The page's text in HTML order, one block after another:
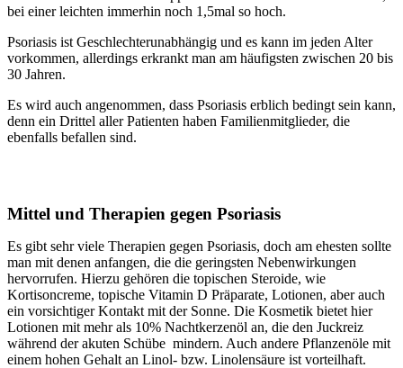
bei einer leichten immerhin noch 1,5mal so hoch.
Psoriasis ist Geschlechterunabhängig und es kann im jeden Alter
vorkommen, allerdings erkrankt man am häufigsten zwischen 20 bis
30 Jahren.
Es wird auch angenommen, dass Psoriasis erblich bedingt sein kann,
denn ein Drittel aller Patienten haben Familienmitglieder, die
ebenfalls befallen sind.
Mittel und Therapien gegen Psoriasis
Es gibt sehr viele Therapien gegen Psoriasis, doch am ehesten sollte
man mit denen anfangen, die die geringsten Nebenwirkungen
hervorrufen. Hierzu gehören die topischen Steroide, wie
Kortisoncreme, topische Vitamin D Präparate, Lotionen, aber auch
ein vorsichtiger Kontakt mit der Sonne. Die Kosmetik bietet hier
Lotionen mit mehr als 10% Nachtkerzenöl an, die den Juckreiz
während der akuten Schübe mindern. Auch andere Pflanzenöle mit
einem hohen Gehalt an Linol- bzw. Linolensäure ist vorteilhaft.